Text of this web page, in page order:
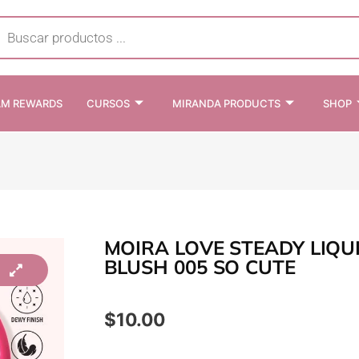
REWARDS CURSOS MIRANDA PRODUCTS SHOP
MOIRA LOVE STEADY
BLUSH 005 SO CUTE
$10.00